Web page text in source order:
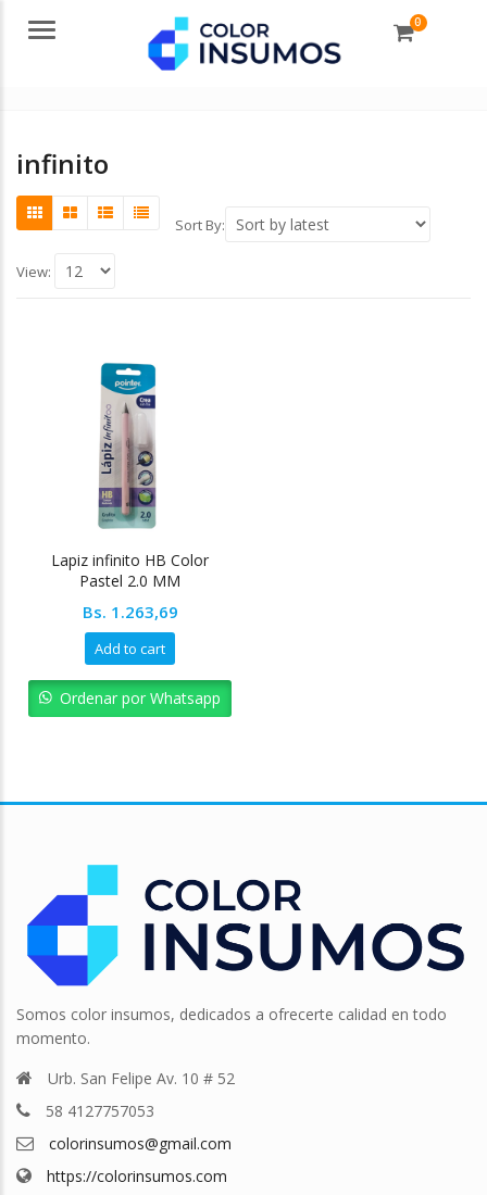
Menu 0
infinito
Sort By:
View:
Lapiz infinito HB Color
Pastel 2.0 MM
Bs. 1.263,69
Add to cart
Ordenar por Whatsapp
Somos color insumos, dedicados a ofrecerte calidad en todo
momento.
Urb. San Felipe Av. 10 # 52
58 4127757053
colorinsumos@gmail.com
https://colorinsumos.com